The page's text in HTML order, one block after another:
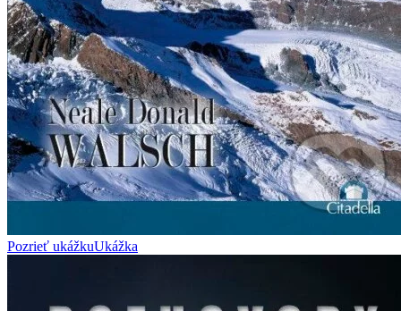
Pozrieť ukážkuUkážka